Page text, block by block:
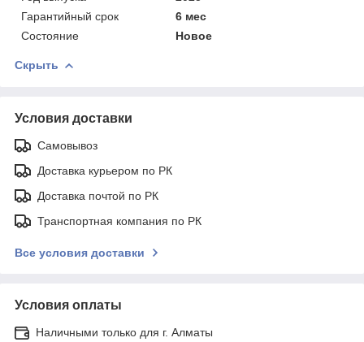
Гарантийный срок
6 мес
Состояние
Новое
Скрыть
Условия доставки
Самовывоз
Доставка курьером по РК
Доставка почтой по РК
Транспортная компания по РК
Все условия доставки
Условия оплаты
Наличными только для г. Алматы